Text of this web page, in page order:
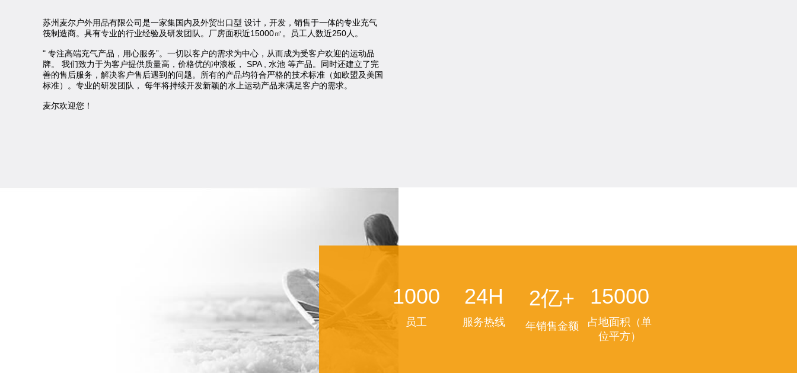
苏州麦尔户外用品有限公司是一家集国内及外贸出口型 设计，开发，销售于一体的专业充气
筏制造商。具有专业的行业经验及研发团队。厂房面积近15000㎡。员工人数近250人。
" 专注高端充气产品，用心服务”。一切以客户的需求为中心，从而成为受客户欢迎的运动品
牌。 我们致力于为客户提供质量高，价格优的冲浪板， SPA , 水池 等产品。同时还建立了完
善的售后服务，解决客户售后遇到的问题。所有的产品均符合严格的技术标准（如欧盟及美国
标准）。专业的研发团队， 每年将持续开发新颖的水上运动产品来满足客户的需求。
麦尔欢迎您！
1000
员工
24H
服务热线
2亿+
年销售金额
15000
占地面积（单
位平方）